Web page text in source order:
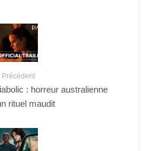
Précédent
: horreur australienne
rituel maudit